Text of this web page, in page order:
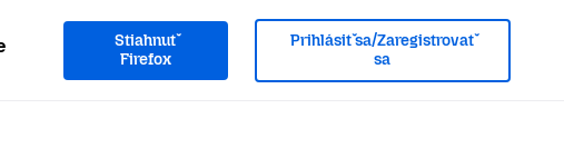
Stiahnuť
Firefox
Prihlásiť sa/Zaregistrovať
sa